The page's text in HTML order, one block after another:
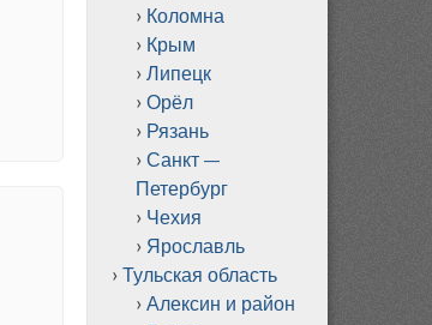
Коломна
Крым
Липецк
Орёл
Рязань
Санкт —
Петербург
Чехия
Ярославль
Тульская область
Алексин и район